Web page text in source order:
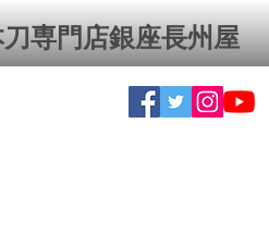
専門店銀座⻑州屋